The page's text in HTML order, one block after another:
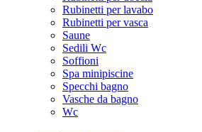
Rubinetti per lavabo
Rubinetti per vasca
Saune
Sedili Wc
Soffioni
Spa minipiscine
Specchi bagno
Vasche da bagno
Wc